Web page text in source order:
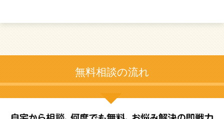
無料相談の流れ